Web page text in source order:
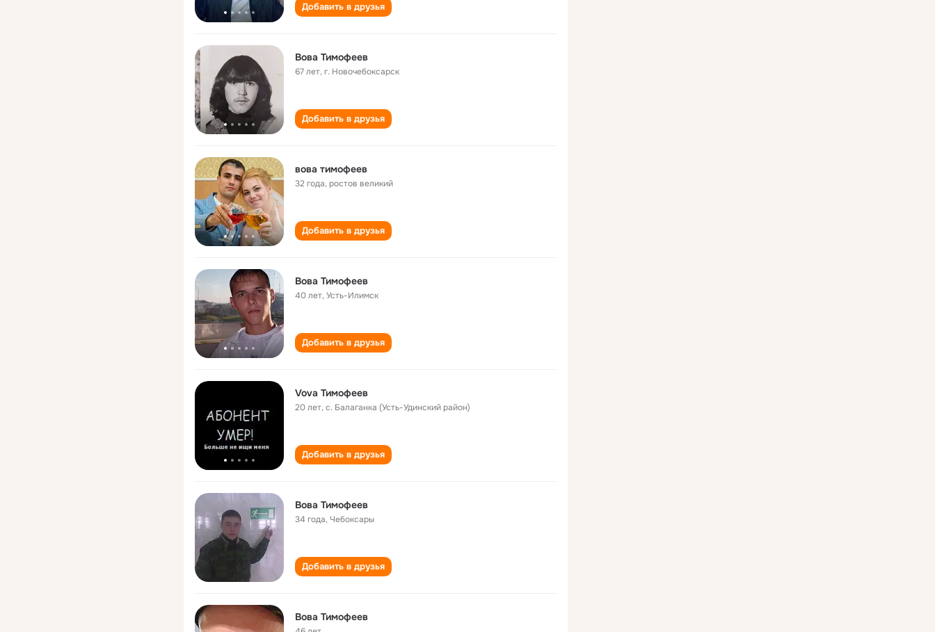
Добавить в друзья
Вова Тимофеев
67 лет,г. Новочебоксарск
Добавить в друзья
вова тимофеев
32 года,ростов великий
Добавить в друзья
Вова Тимофеев
40 лет,Усть-Илимск
Добавить в друзья
Vova Тимофеев
20 лет,с. Балаганка (Усть-Удинский район)
Добавить в друзья
Вовa Тимофeeв
34 года,Чeбоксaры
Добавить в друзья
Вова Тимофеев